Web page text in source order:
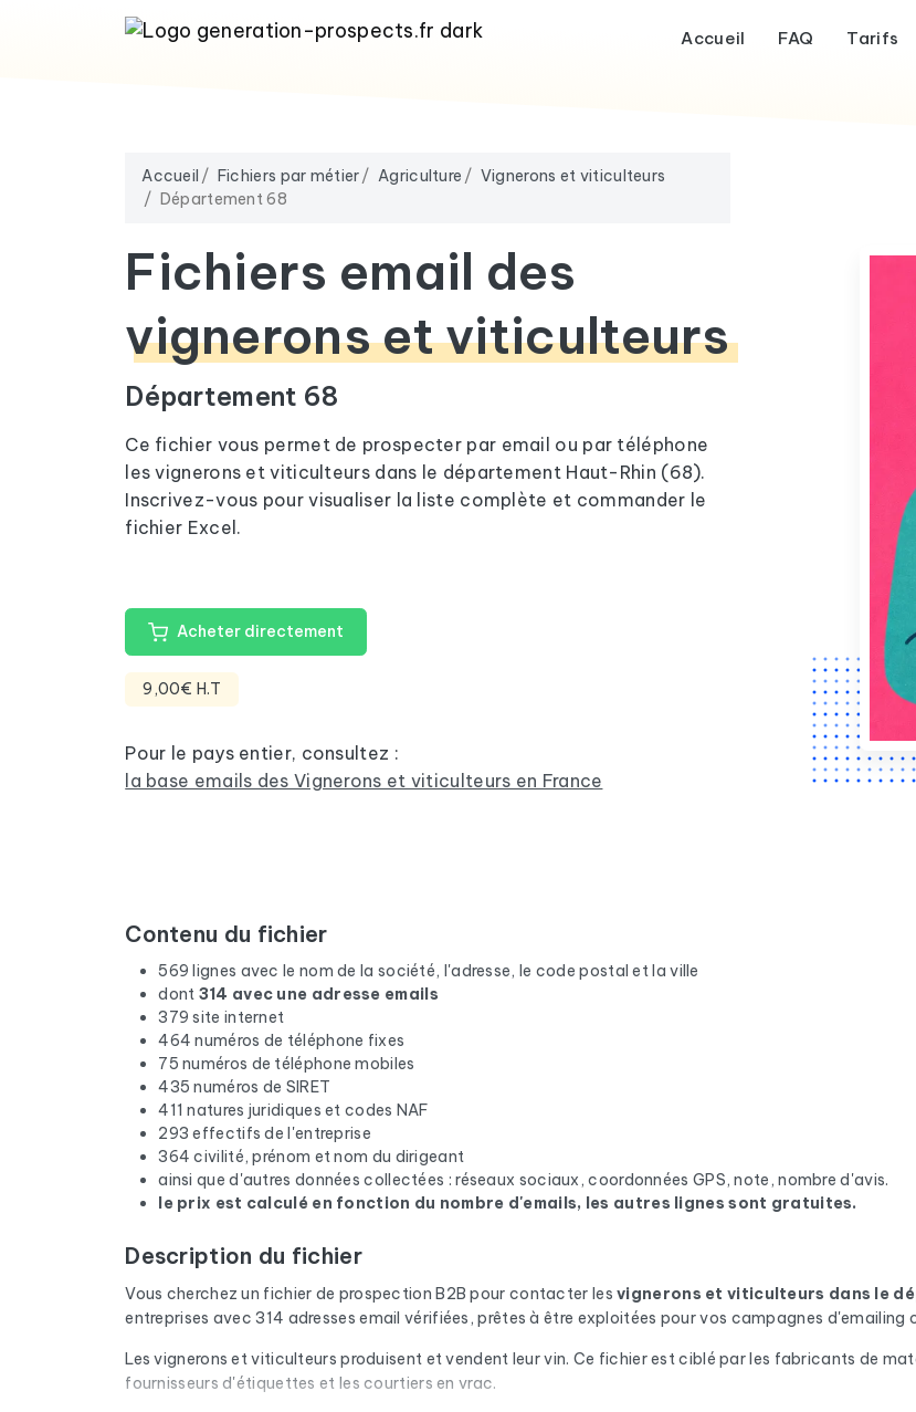
Accueil FAQ Tarifs
Accueil Fichiers par métier Agriculture
Vignerons et viticulteurs
Département 68
Fichiers email des
vignerons et viticulteurs
Département 68
Ce fichier vous permet de prospecter par email ou par téléphone
les vignerons et viticulteurs dans le département Haut-Rhin (68).
Inscrivez-vous pour visualiser la liste complète et commander le
fichier Excel.
Acheter directement
9,00€ H.T
Pour le pays entier, consultez :
la base emails des Vignerons et viticulteurs en France
Contenu du fichier
569 lignes avec le nom de la société, l'adresse, le code postal et la ville
dont 314 avec une adresse emails
379 site internet
464 numéros de téléphone fixes
75 numéros de téléphone mobiles
435 numéros de SIRET
411 natures juridiques et codes NAF
293 effectifs de l'entreprise
364 civilité, prénom et nom du dirigeant
ainsi que d'autres données collectées : réseaux sociaux, coordonnées GPS, note, nombre d'avis.
le prix est calculé en fonction du nombre d'emails, les autres lignes sont gratuites.
Description du fichier
Vous cherchez un fichier de prospection B2B pour contacter lesvignerons et viticulteurs dans le
entreprises avec 314 adresses email vérifiées, prêtes à être exploitées pour vos campagnes d'emailing
Les vignerons et viticulteurs produisent et vendent leur vin. Ce fichier est ciblé par les fabricants de
fournisseurs d'étiquettes et les courtiers en vrac.